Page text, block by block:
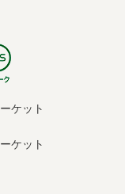
ケット
ケット